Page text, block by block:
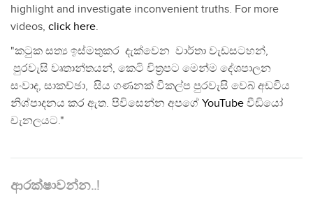
highlight and investigate inconvenient truths. For more
videos, click here.
"කටුක සත්‍ය ඉස්මතුකර දැක්වෙන වාර්තා වැඩසටහන්,
පුරවැසි වෘතාන්තයන්, කෙටි චිත්‍රපට මෙන්ම දේශපාලන
සංවාද, සාකච්ඡා, සිය ගණනක් විකල්ප පුරවැසි වෙබ් අඩවිය
නිශ්පාදනය කර ඇත. පිවිසෙන්න අපගේ YouTube වීඩියෝ
චැනලයට."
ආරක්ෂාවන්න..!